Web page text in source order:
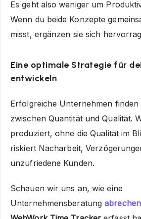
Es geht also weniger um
Wenn du beide Konzepte
misst, ergänzen sie sich
Eine optimale Strategie für
entwickeln
Erfolgreiche Unternehmen finden
zwischen Quantität und Qualität.
produziert, ohne die Qualität im
riskiert Nacharbeit,
unzufriedene Kunden.
Schauen wir uns an, wie eine
Unternehmensberatung